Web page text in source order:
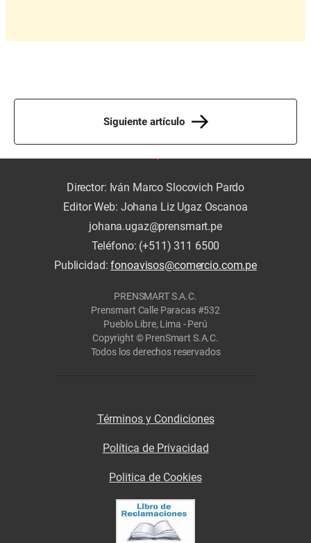
Siguiente artículo
Director: Iván Marco Slocovich Pardo
Editor Web: Johana Liz Ugaz Oscanoa
johana.ugaz@prensmart.pe
Teléfono: (+511) 311 6500
Publicidad:fonoavisos@comercio.com.pe
PRENSMART S.A.C.
Prensmart Calle Paracas #532
Pueblo Libre, Lima - Perú
Copyright © PrenSmart S.A.C.
Todos los derechos reservados
Términos y Condiciones
Política de Privacidad
Politica de Cookies